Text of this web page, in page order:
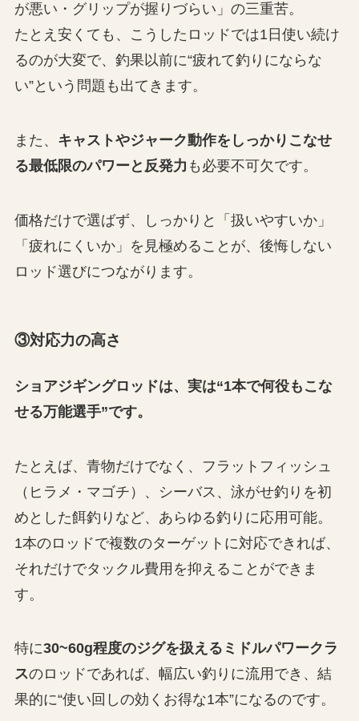
が悪い・グリップが握りづらい」の三重苦。
たとえ安くても、こうしたロッドでは1日使い続け
るのが大変で、釣果以前に“疲れて釣りにならな
い”という問題も出てきます。
また、 キャストやジャーク動作をしっかりこなせ
る最低限のパワーと反発力 も必要不可欠です。
価格だけで選ばず、しっかりと「扱いやすいか」
「疲れにくいか」を見極めることが、後悔しない
ロッド選びにつながります。
③対応力の高さ
ショアジギングロッドは、実は“1本で何役もこな
せる万能選手”です。
たとえば、青物だけでなく、フラットフィッシュ
（ヒラメ・マゴチ）、シーバス、泳がせ釣りを初
めとした餌釣りなど、あらゆる釣りに応用可能。
1本のロッドで複数のターゲットに対応できれば、
それだけでタックル費用を抑えることができま
す。
特に30~60g程度のジグを扱えるミドルパワークラ
スのロッドであれば、幅広い釣りに流用でき、結
果的に“使い回しの効くお得な1本”になるのです。